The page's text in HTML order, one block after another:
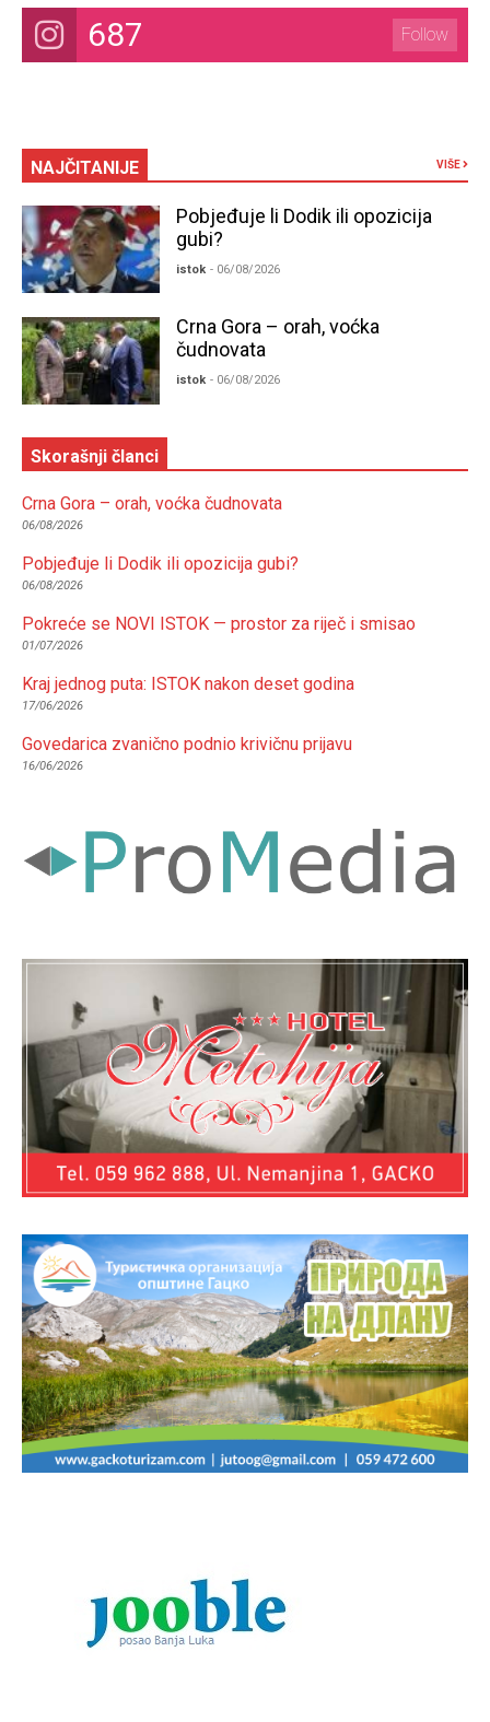
687 Follow
NAJČITANIJE VIŠE
Pobjeđuje li Dodik ili opozicija
gubi?
istok - 06/08/2026
Crna Gora – orah, voćka
čudnovata
istok - 06/08/2026
Skorašnji članci
Crna Gora – orah, voćka čudnovata
06/08/2026
Pobjeđuje li Dodik ili opozicija gubi?
06/08/2026
Pokreće se NOVI ISTOK — prostor za riječ i smisao
01/07/2026
Kraj jednog puta: ISTOK nakon deset godina
17/06/2026
Govedarica zvanično podnio krivičnu prijavu
16/06/2026